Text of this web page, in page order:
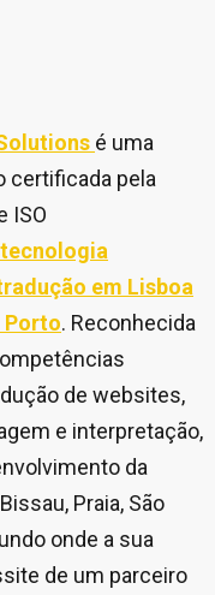
é uma
certificada pela
ISO
em Lisboa
Porto. Reconhecida
de websites,
e interpretação,
da
Praia, São
onde a sua
de um parceiro